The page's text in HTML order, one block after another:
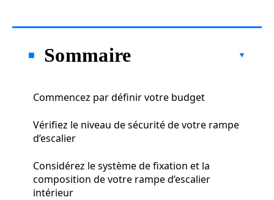
Sommaire
Commencez par définir votre budget
Vérifiez le niveau de sécurité de votre rampe
d’escalier
Considérez le système de fixation et la
composition de votre rampe d’escalier
intérieur